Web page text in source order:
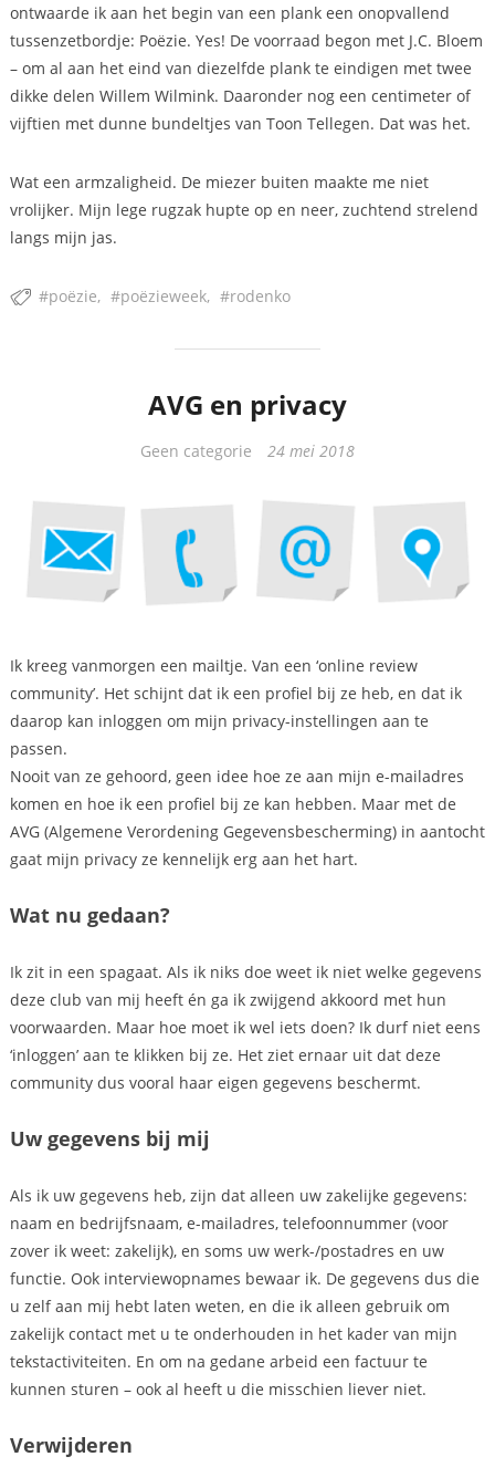
ontwaarde ik aan het begin van een plank een onopvallend
tussenzetbordje: Poëzie. Yes! De voorraad begon met J.C. Bloem
– om al aan het eind van diezelfde plank te eindigen met twee
dikke delen Willem Wilmink. Daaronder nog een centimeter of
vijftien met dunne bundeltjes van Toon Tellegen. Dat was het.
Wat een armzaligheid. De miezer buiten maakte me niet
vrolijker. Mijn lege rugzak hupte op en neer, zuchtend strelend
langs mijn jas.
poëzie poëzieweek rodenko
AVG en privacy
Categorieën
Geen categorie 24 mei 2018
Ik kreeg vanmorgen een mailtje. Van een ‘online review
community’. Het schijnt dat ik een profiel bij ze heb, en dat ik
daarop kan inloggen om mijn privacy-instellingen aan te
passen.
Nooit van ze gehoord, geen idee hoe ze aan mijn e-mailadres
komen en hoe ik een profiel bij ze kan hebben. Maar met de
AVG (Algemene Verordening Gegevensbescherming) in aantocht
gaat mijn privacy ze kennelijk erg aan het hart.
Wat nu gedaan?
Ik zit in een spagaat. Als ik niks doe weet ik niet welke gegevens
deze club van mij heeft én ga ik zwijgend akkoord met hun
voorwaarden. Maar hoe moet ik wel iets doen? Ik durf niet eens
‘inloggen’ aan te klikken bij ze. Het ziet ernaar uit dat deze
community dus vooral haar eigen gegevens beschermt.
Uw gegevens bij mij
Als ik uw gegevens heb, zijn dat alleen uw zakelijke gegevens:
naam en bedrijfsnaam, e-mailadres, telefoonnummer (voor
zover ik weet: zakelijk), en soms uw werk-/postadres en uw
functie. Ook interviewopnames bewaar ik. De gegevens dus die
u zelf aan mij hebt laten weten, en die ik alleen gebruik om
zakelijk contact met u te onderhouden in het kader van mijn
tekstactiviteiten. En om na gedane arbeid een factuur te
kunnen sturen – ook al heeft u die misschien liever niet.
Verwijderen